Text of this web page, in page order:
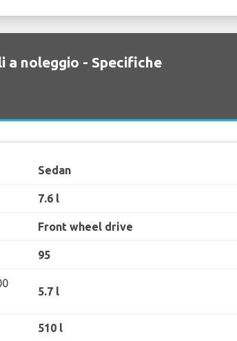
a noleggio - Specifiche
Sedan
7.6 l
Front wheel drive
95
5.7 l
510 l